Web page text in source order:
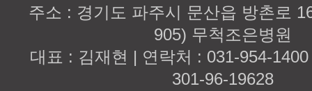
주소 : 경기도 파주시 문산읍 방촌로
905) 무척조은병원
대표 : 김재현 | 연락처 : 031-954-
301-96-19628